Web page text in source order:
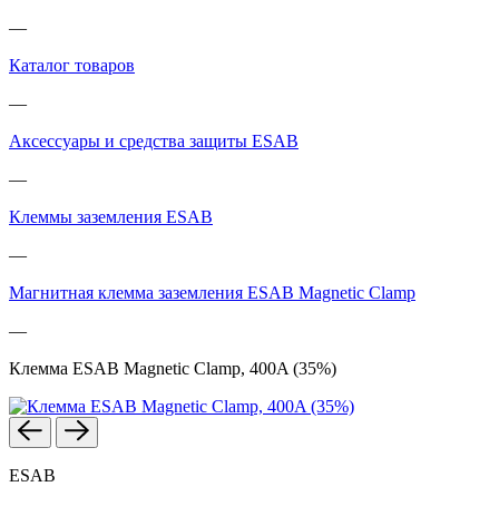
—
Каталог товаров
—
Аксессуары и средства защиты ESAB
—
Клеммы заземления ESAB
—
Магнитная клемма заземления ESAB Magnetic Clamp
—
Клемма ESAB Magnetic Clamp, 400A (35%)
ESAB